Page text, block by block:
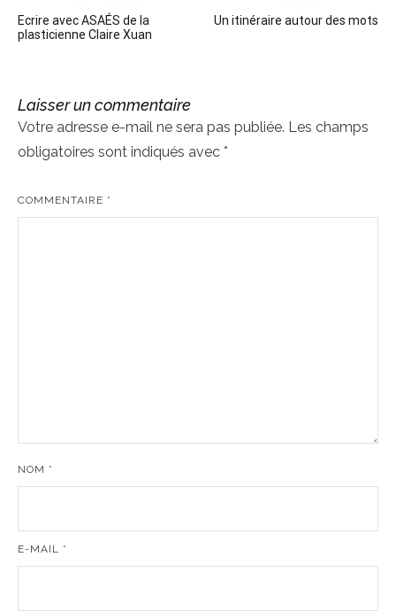
Navigation
de
Ecrire avec ASAÉS de la
plasticienne Claire Xuan
Un itinéraire autour des mots
Laisser un commentaire
Votre adresse e-mail ne sera pas publiée. Les champs
obligatoires sont indiqués avec *
COMMENTAIRE *
NOM *
E-MAIL *